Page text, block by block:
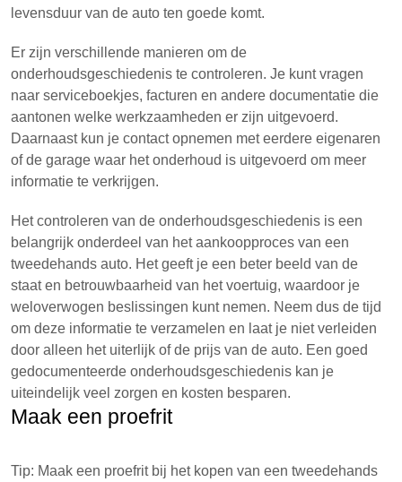
levensduur van de auto ten goede komt.
Er zijn verschillende manieren om de
onderhoudsgeschiedenis te controleren. Je kunt vragen
naar serviceboekjes, facturen en andere documentatie die
aantonen welke werkzaamheden er zijn uitgevoerd.
Daarnaast kun je contact opnemen met eerdere eigenaren
of de garage waar het onderhoud is uitgevoerd om meer
informatie te verkrijgen.
Het controleren van de onderhoudsgeschiedenis is een
belangrijk onderdeel van het aankoopproces van een
tweedehands auto. Het geeft je een beter beeld van de
staat en betrouwbaarheid van het voertuig, waardoor je
weloverwogen beslissingen kunt nemen. Neem dus de tijd
om deze informatie te verzamelen en laat je niet verleiden
door alleen het uiterlijk of de prijs van de auto. Een goed
gedocumenteerde onderhoudsgeschiedenis kan je
uiteindelijk veel zorgen en kosten besparen.
Maak een proefrit
Tip: Maak een proefrit bij het kopen van een tweedehands